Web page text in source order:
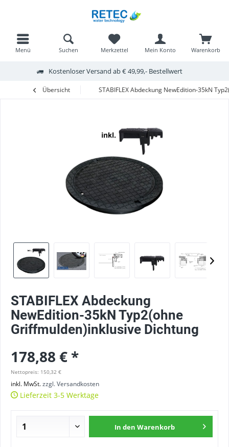
Kostenloser Versand ab € 49,99,- Bestellwert
Menü Warenkorb
Merkzettel Mein Konto
Suchen
Übersicht STABIFLEX Abdeckung NewEdition-35kN
STABIFLEX Abdeckung
NewEdition-35kN Typ2(ohne
Griffmulden)inklusive Dichtung
178,88 € *
Nettopreis: 150,32 €
inkl. MwSt.zzgl. Versandkosten
Lieferzeit 3-5 Werktage
In den Warenkorb